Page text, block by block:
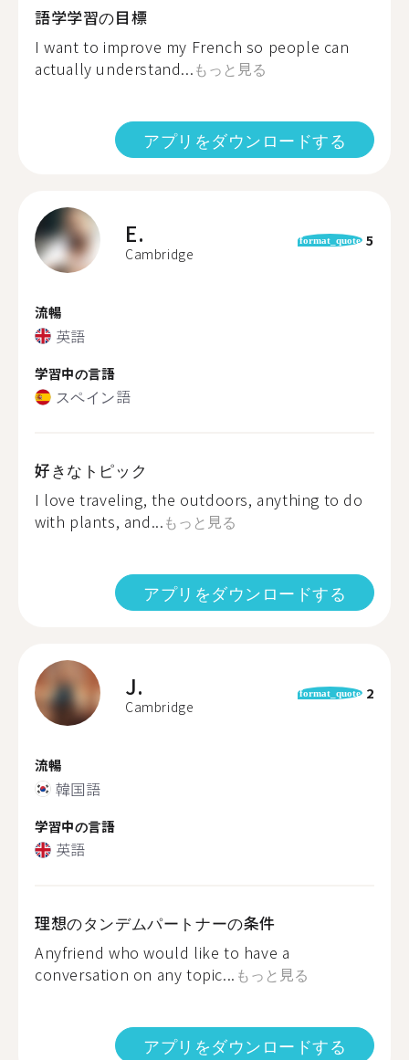
語学学習の目標
I want to improve my French so people can
actually understand...もっと見る
アプリをダウンロードする
E.
Cambridge
format_quote 5
流暢
英語
学習中の言語
スペイン語
好きなトピック
I love traveling, the outdoors, anything to do
with plants, and...もっと見る
アプリをダウンロードする
J.
Cambridge
format_quote 2
流暢
韓国語
学習中の言語
英語
理想のタンデムパートナーの条件
Anyfriend who would like to have a
conversation on any topic... もっと見る
アプリをダウンロードする